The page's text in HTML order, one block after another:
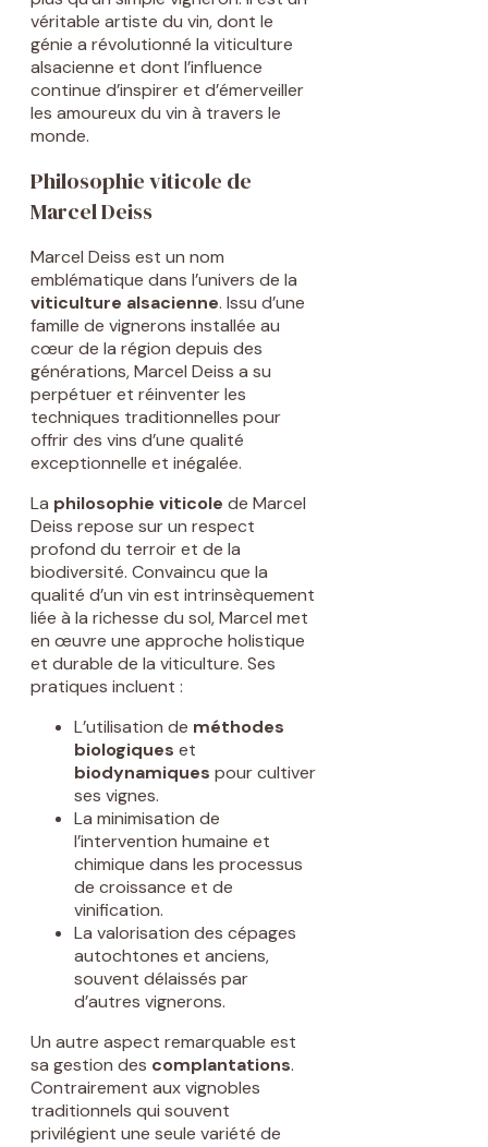
véritable artiste du vin, dont le
génie a révolutionné la viticulture
alsacienne et dont l’influence
continue d’inspirer et d’émerveiller
les amoureux du vin à travers le
monde.
Philosophie viticole de
Marcel Deiss
Marcel Deiss est un nom
emblématique dans l’univers de la
viticulture alsacienne. Issu d’une
famille de vignerons installée au
cœur de la région depuis des
générations, Marcel Deiss a su
perpétuer et réinventer les
techniques traditionnelles pour
offrir des vins d’une qualité
exceptionnelle et inégalée.
La philosophie viticole de Marcel
Deiss repose sur un respect
profond du terroir et de la
biodiversité. Convaincu que la
qualité d’un vin est intrinsèquement
liée à la richesse du sol, Marcel met
en œuvre une approche holistique
et durable de la viticulture. Ses
pratiques incluent :
L’utilisation de méthodes
biologiques et
biodynamiques pour cultiver
ses vignes.
La minimisation de
l’intervention humaine et
chimique dans les processus
de croissance et de
vinification.
La valorisation des cépages
autochtones et anciens,
souvent délaissés par
d’autres vignerons.
Un autre aspect remarquable est
sa gestion des complantations.
Contrairement aux vignobles
traditionnels qui souvent
privilégient une seule variété de